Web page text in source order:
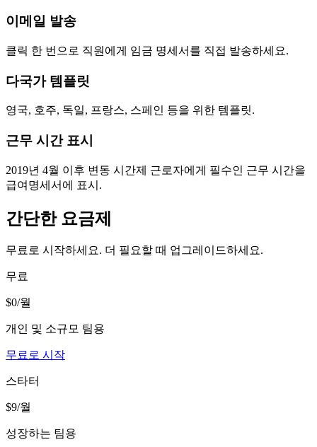
이메일 발송
클릭 한 번으로 직원에게 임금 명세서를 직접 발송하세요.
다국가 템플릿
영국, 호주, 독일, 프랑스, 스페인 등을 위한 템플릿.
근무 시간 표시
2019년 4월 이후 변동 시간제 근로자에게 필수인 근무 시간을
급여명세서에 표시.
간단한 요금제
무료로 시작하세요. 더 필요할 때 업그레이드하세요.
무료
$0/월
개인 및 소규모 팀용
무료로 시작
스타터
$9/월
성장하는 팀용